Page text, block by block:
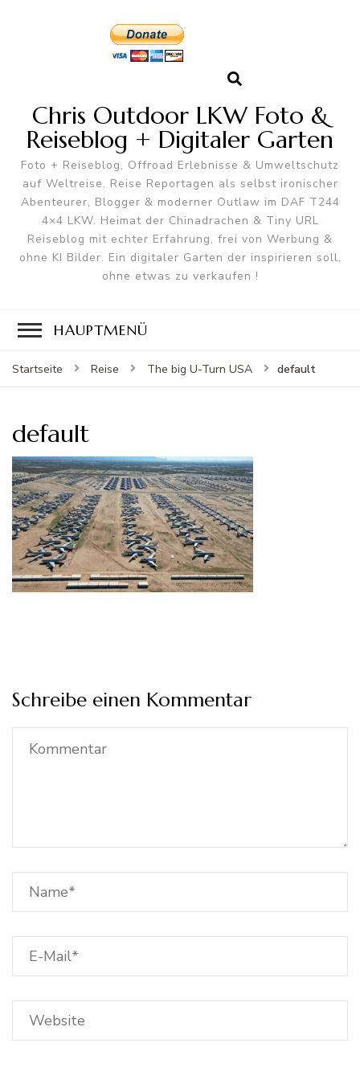
Chris Outdoor LKW Foto &
Reiseblog + Digitaler Garten
Foto + Reiseblog, Offroad Erlebnisse & Umweltschutz
auf Weltreise. Reise Reportagen als selbst ironischer
Abenteurer, Blogger & moderner Outlaw im DAF T244
4×4 LKW. Heimat der Chinadrachen & Tiny URL
Reiseblog mit echter Erfahrung, frei von Werbung &
ohne KI Bilder. Ein digitaler Garten der inspirieren soll,
ohne etwas zu verkaufen !
HAUPTMENÜ
Startseite Reise The big U-Turn USA default
default
Schreibe einen Kommentar